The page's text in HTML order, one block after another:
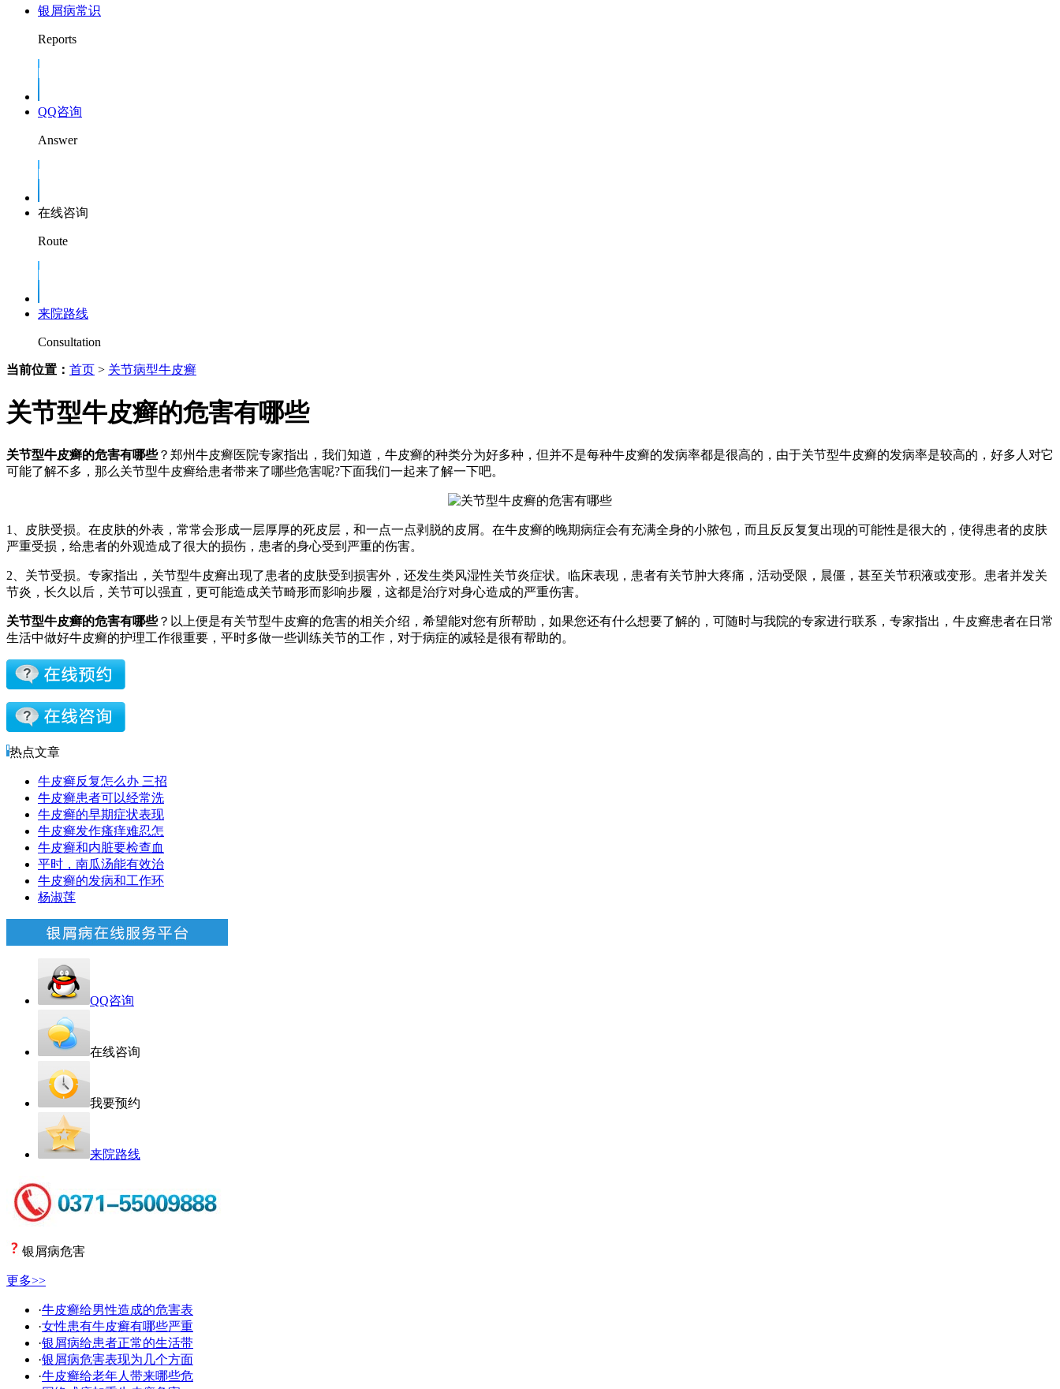
银屑病常识
Reports
QQ咨询
Answer
在线咨询
Route
来院路线
Consultation
当前位置： 首页 > 关节病型牛皮癣
关节型牛皮癣的危害有哪些
关节型牛皮癣的危害有哪些？郑州牛皮癣医院专家指出，我们知道，牛皮癣的种类分为好多种，但并不是每种牛皮癣的发病率都是很高的，由于关节型牛皮癣的发病率是较高的，好多人对它
可能了解不多，那么关节型牛皮癣给患者带来了哪些危害呢?下面我们一起来了解一下吧。
1、皮肤受损。在皮肤的外表，常常会形成一层厚厚的死皮层，和一点一点剥脱的皮屑。在牛皮癣的晚期病症会有充满全身的小脓包，而且反反复复出现的可能性是很大的，使得患者的皮肤
严重受损，给患者的外观造成了很大的损伤，患者的身心受到严重的伤害。
2、关节受损。专家指出，关节型牛皮癣出现了患者的皮肤受到损害外，还发生类风湿性关节炎症状。临床表现，患者有关节肿大疼痛，活动受限，晨僵，甚至关节积液或变形。患者并发关
节炎，长久以后，关节可以强直，更可能造成关节畸形而影响步履，这都是治疗对身心造成的严重伤害。
关节型牛皮癣的危害有哪些？以上便是有关节型牛皮癣的危害的相关介绍，希望能对您有所帮助，如果您还有什么想要了解的，可随时与我院的专家进行联系，专家指出，牛皮癣患者在日常
生活中做好牛皮癣的护理工作很重要，平时多做一些训练关节的工作，对于病症的减轻是很有帮助的。
热点文章
牛皮癣反复怎么办 三招
牛皮癣患者可以经常洗
牛皮癣的早期症状表现
牛皮癣发作瘙痒难忍怎
牛皮癣和内脏要检查血
平时，南瓜汤能有效治
牛皮癣的发病和工作环
杨淑莲
QQ咨询
在线咨询
我要预约
来院路线
银屑病危害
更多>>
·牛皮癣给男性造成的危害表
·女性患有牛皮癣有哪些严重
·银屑病给患者正常的生活带
·银屑病危害表现为几个方面
·牛皮癣给老年人带来哪些危